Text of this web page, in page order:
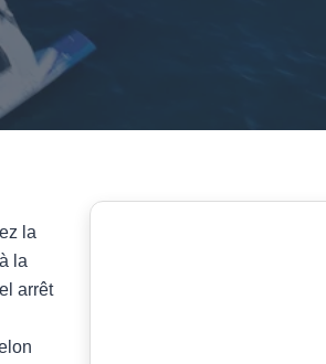
la
la
arrêt